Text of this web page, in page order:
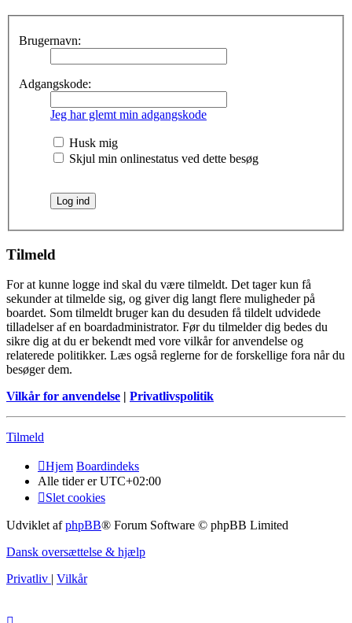
Brugernavn:
Adgangskode:
Jeg har glemt min adgangskode
Husk mig
Skjul min onlinestatus ved dette besøg
Tilmeld
For at kunne logge ind skal du være tilmeldt. Det tager kun få
sekunder at tilmelde sig, og giver dig langt flere muligheder på
boardet. Som tilmeldt bruger kan du desuden få tildelt udvidede
tilladelser af en boardadministrator. Før du tilmelder dig bedes du
sikre dig at du er bekendt med vore vilkår for anvendelse og
relaterede politikker. Læs også reglerne for de forskellige fora når du
besøger dem.
Vilkår for anvendelse | Privatlivspolitik
Tilmeld
Hjem Boardindeks
Alle tider erUTC+02:00
Slet cookies
Udviklet afphpBB® Forum Software © phpBB Limited
Dansk oversættelse & hjælp
Privatliv | Vilkår